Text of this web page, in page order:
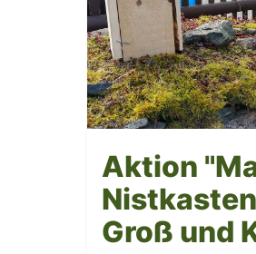
Aktion
Groß und